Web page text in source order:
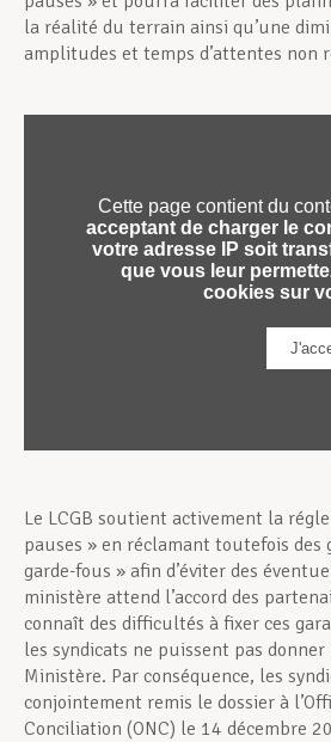
la réalité du terrain ainsi qu’une
amplitudes et temps d’attentes non
Le LCGB soutient activement la
pauses » en réclamant toutefois des
garde-fous » afin d’éviter des
ministère attend l’accord des
connaît des difficultés à fixer ces
les syndicats ne puissent pas
Ministère. Par conséquence, les
conjointement remis le dossier à
Conciliation (ONC) le 14 décembre